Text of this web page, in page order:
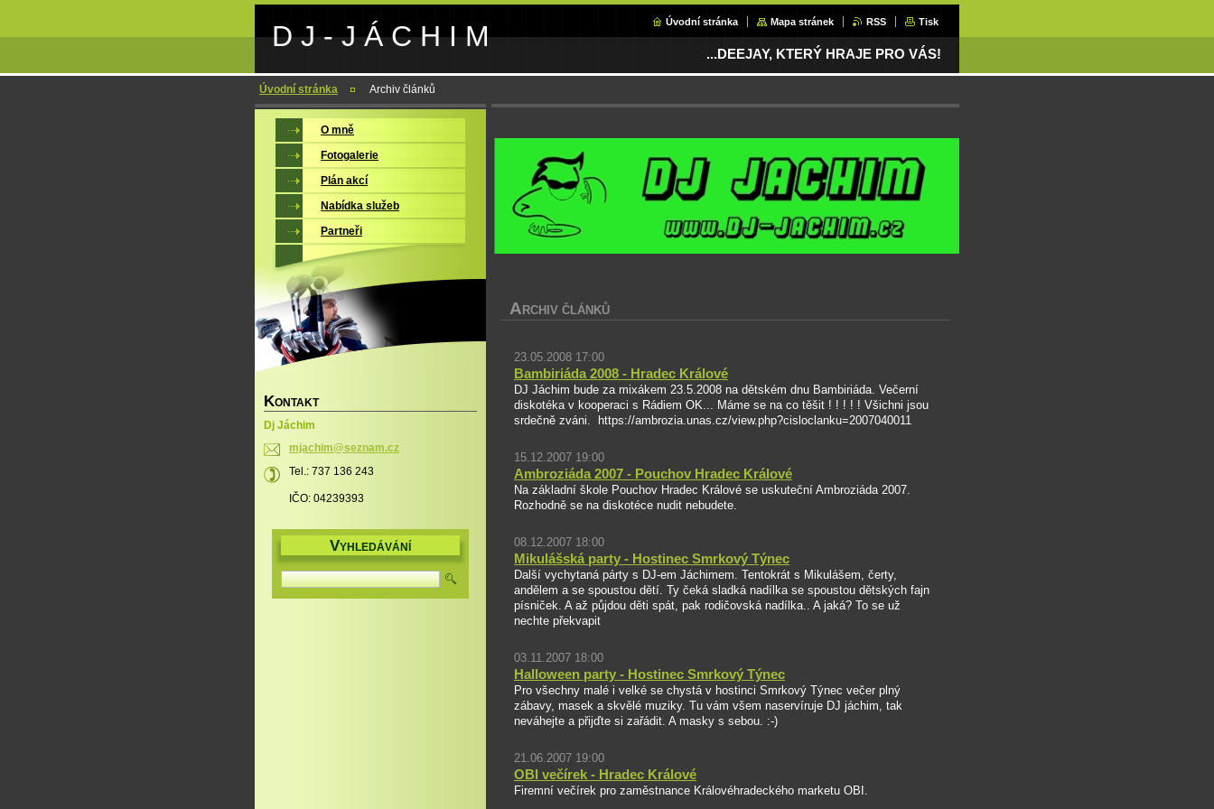
D J - J Á C H I M Úvodní stránka Mapa stránek RSS Tisk
...DEEJAY, KTERÝ HRAJE PRO VÁS!
Úvodní stránka Archiv článků
A RCHIV ČLÁNKŮ
23.05.2008 17:00
Bambiriáda 2008 - Hradec Králové
DJ Jáchim bude za mixákem 23.5.2008 na dětském dnu Bambiriáda. Večerní
diskotéka v kooperaci s Rádiem OK... Máme se na co těšit ! ! ! ! ! Všichni jsou
srdečně zváni. https://ambrozia.unas.cz/view.php?cisloclanku=2007040011
15.12.2007 19:00
Ambroziáda 2007 - Pouchov Hradec Králové
Na základní škole Pouchov Hradec Králové se uskuteční Ambroziáda 2007.
Rozhodně se na diskotéce nudit nebudete.
08.12.2007 18:00
Mikulášská party - Hostinec Smrkový Týnec
Další vychytaná párty s DJ-em Jáchimem. Tentokrát s Mikulášem, čerty,
andělem a se spoustou dětí. Ty čeká sladká nadílka se spoustou dětských fajn
písniček. A až půjdou děti spát, pak rodičovská nadílka.. A jaká? To se už
nechte překvapit
03.11.2007 18:00
Halloween party - Hostinec Smrkový Týnec
Pro všechny malé i velké se chystá v hostinci Smrkový Týnec večer plný
zábavy, masek a skvělé muziky. Tu vám všem naservíruje DJ jáchim, tak
neváhejte a přijďte si zařádit. A masky s sebou. :-)
21.06.2007 19:00
OBI večírek - Hradec Králové
Firemní večírek pro zaměstnance Královéhradeckého marketu OBI.
O mně
Fotogalerie
Plán akcí
Nabídka služeb
Partneři
KONTAKT
Dj Jáchim
mjachim@seznam.cz
Tel.: 737 136 243
IČO: 04239393
VYHLEDÁVÁNÍ